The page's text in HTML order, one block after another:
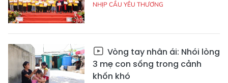
NHỊP CẦU YÊU THƯƠNG
Vòng tay nhân ái: Nhói lòng
3 mẹ con sống trong cảnh
khốn khó